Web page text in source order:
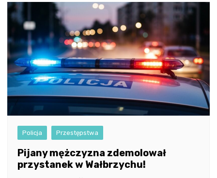
Policja Przestępstwa
Pijany mężczyzna zdemolował
przystanek w Wałbrzychu!